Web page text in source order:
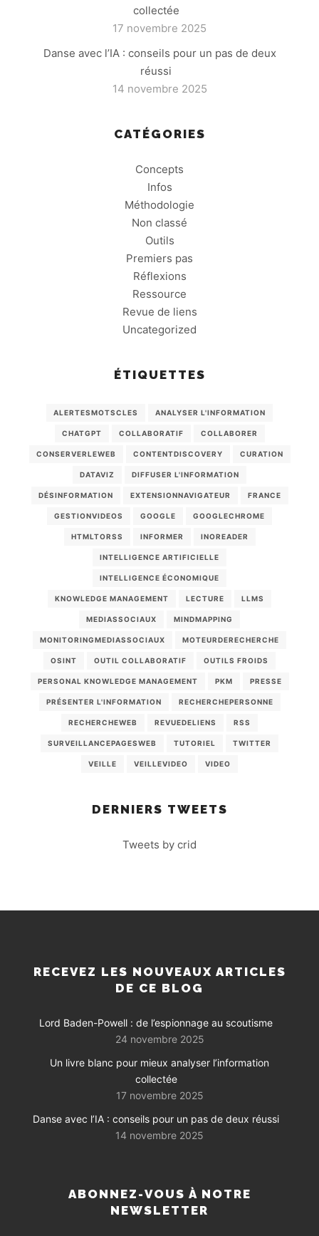
collectée
17 novembre 2025
Danse avec l’IA : conseils pour un pas de deux
réussi
14 novembre 2025
CATÉGORIES
Concepts
Infos
Méthodologie
Non classé
Outils
Premiers pas
Réflexions
Ressource
Revue de liens
Uncategorized
ÉTIQUETTES
ALERTESMOTSCLES ANALYSER L'INFORMATION
CHATGPT COLLABORATIF COLLABORER
CONSERVERLEWEB CONTENTDISCOVERY CURATION
DATAVIZ DIFFUSER L'INFORMATION
DÉSINFORMATION EXTENSIONNAVIGATEUR FRANCE
GESTIONVIDEOS GOOGLE GOOGLECHROME
HTMLTORSS INFORMER INOREADER
INTELLIGENCE ARTIFICIELLE
INTELLIGENCE ÉCONOMIQUE
KNOWLEDGE MANAGEMENT LECTURE LLMS
MEDIASSOCIAUX MINDMAPPING
MONITORINGMEDIASSOCIAUX MOTEURDERECHERCHE
OSINT OUTIL COLLABORATIF OUTILS FROIDS
PERSONAL KNOWLEDGE MANAGEMENT PKM PRESSE
PRÉSENTER L'INFORMATION RECHERCHEPERSONNE
RECHERCHEWEB REVUEDELIENS RSS
SURVEILLANCEPAGESWEB TUTORIEL TWITTER
VEILLE VEILLEVIDEO VIDEO
DERNIERS TWEETS
Tweets by crid
RECEVEZ LES NOUVEAUX ARTICLES
DE CE BLOG
Lord Baden-Powell : de l’espionnage au scoutisme
24 novembre 2025
Un livre blanc pour mieux analyser l’information
collectée
17 novembre 2025
Danse avec l’IA : conseils pour un pas de deux réussi
14 novembre 2025
ABONNEZ-VOUS À NOTRE
NEWSLETTER